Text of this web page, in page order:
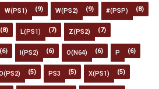
W(PS1) (9) W(PS2) (9) #(PSP) (8)
(8) L(PS1) (7) Z(PS2) (7)
(6) I(PS2) (6) O(N64) (6) P (6)
(5) PS3 (5) X(PS1) (5)